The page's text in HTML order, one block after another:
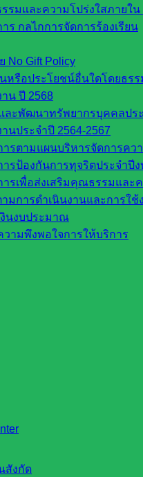
รมและความโปร่งใสภายใน
ร กลไกการจัดการร้องเรียน
No Gift Policy
หรือประโยชน์อื่นใดโดยธรร
น ปี 2568
ละพัฒนาทรัพยากรบุคคลปร
นประจำปี 2564-2567
ารตามแผนบริหารจัดการค
ารป้องกันการทุจริตประจำปี
ารเพื่อส่งเสริมคุณธรรมแล
มการดำเนินงานและการใ
งินงบประมาณ
วามพึงพอใจการให้บริการ
สังกัด
างวินัย ประจำ
2025
กลุ่มกฎหมาย
งข่าวจากเขตพื้นที่
ชการครูและ
ระจำเดือน
องข้าราชการครู
า